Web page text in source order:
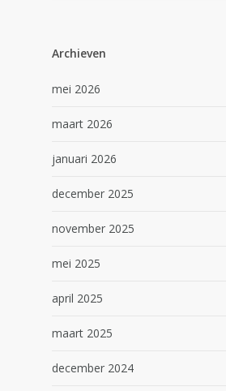
Archieven
mei 2026
maart 2026
januari 2026
december 2025
november 2025
mei 2025
april 2025
maart 2025
december 2024